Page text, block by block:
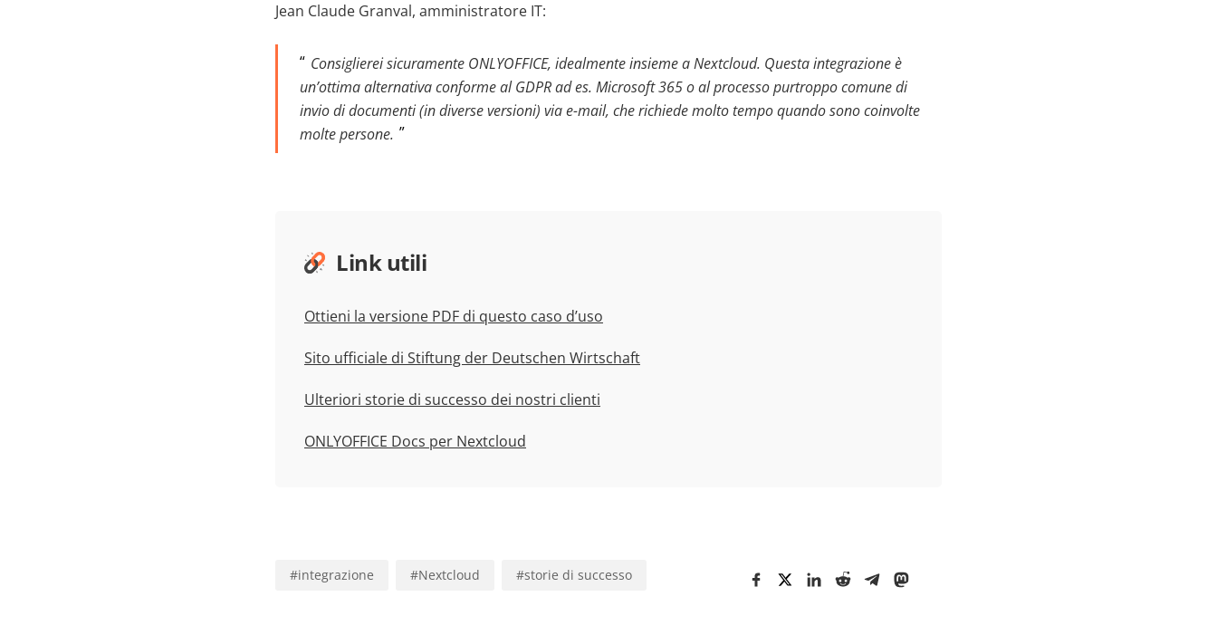
Jean Claude Granval, amministratore IT:
Consiglierei sicuramente ONLYOFFICE, idealmente insieme a Nextcloud. Questa integrazione è
un’ottima alternativa conforme al GDPR ad es. Microsoft 365 o al processo purtroppo comune di
invio di documenti (in diverse versioni) via e-mail, che richiede molto tempo quando sono coinvolte
molte persone.
Link utili
Ottieni la versione PDF di questo caso d’uso
Sito ufficiale di Stiftung der Deutschen Wirtschaft
Ulteriori storie di successo dei nostri clienti
ONLYOFFICE Docs per Nextcloud
#integrazione #Nextcloud #storie di successo